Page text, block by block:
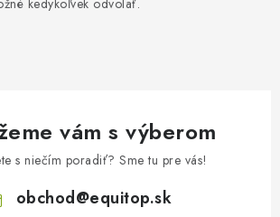
kedykoľvek odvolať.
vám s výberom
s niečím poradiť? Sme tu pre vás!
obchod@equitop.sk